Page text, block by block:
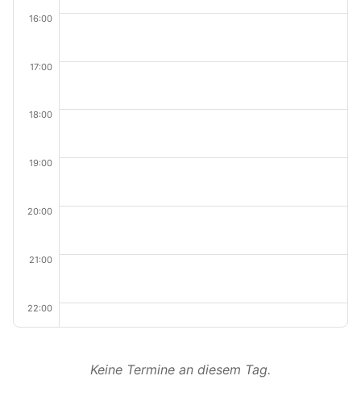
16:00
17:00
18:00
19:00
20:00
21:00
22:00
Keine Termine an diesem Tag.